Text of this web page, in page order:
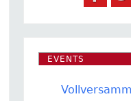
EVENTS